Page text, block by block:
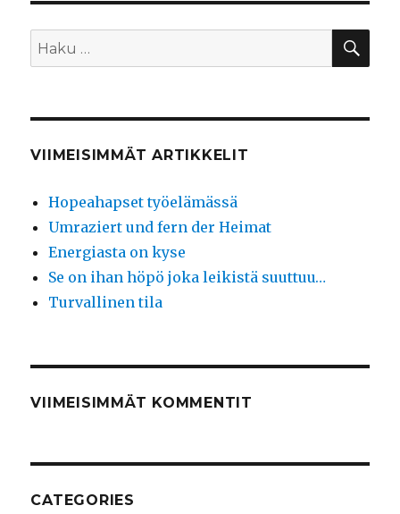
Etsi:
VIIMEISIMMÄT ARTIKKELIT
Hopeahapset työelämässä
Umraziert und fern der Heimat
Energiasta on kyse
Se on ihan höpö joka leikistä suuttuu…
Turvallinen tila
VIIMEISIMMÄT KOMMENTIT
CATEGORIES